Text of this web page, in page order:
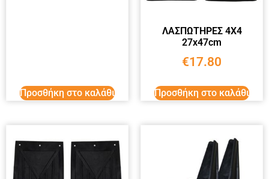
Προσθήκη στο καλάθι
ΛΑΣΠΩΤΗΡΕΣ 4Χ4
27x47cm
€17.80
Προσθήκη στο καλάθι